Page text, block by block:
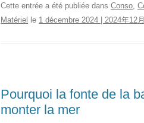
Cette entrée a été publiée dans Conso
Matériel le 1 décembre 2024 | 2024年12
Pourquoi la fonte de la
monter la mer